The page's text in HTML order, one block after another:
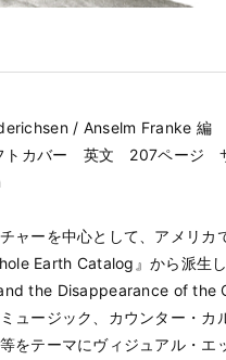
/ Anselm Franke
カバー 英文 207ページ
ャーを中心として、アメリカ
Earth Catalog』から派生
the Disappearance of the
ュージック、カウンター・カ
をテーマにヴィジュアル・エ